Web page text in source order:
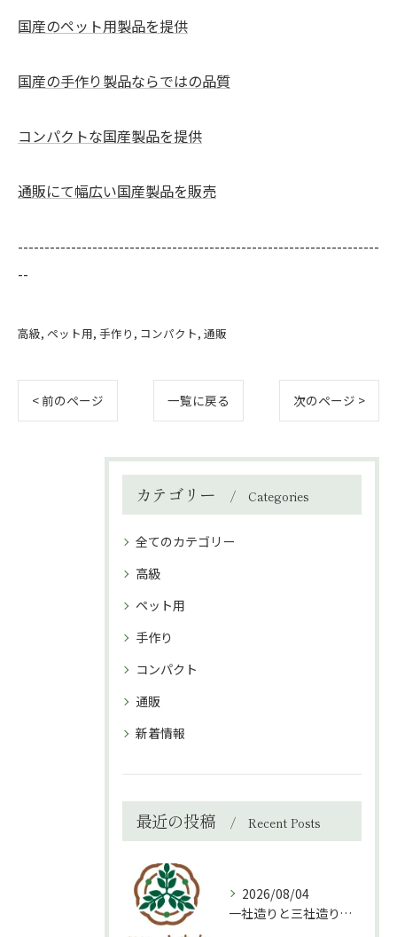
国産のペット用製品を提供
国産の手作り製品ならではの品質
コンパクトな国産製品を提供
通販にて幅広い国産製品を販売
--------------------------------------------------------------------
--
高級 ペット用 手作り コンパクト 通販
< 前のページ 一覧に戻る 次のページ >
カテゴリー Categories
全てのカテゴリー
高級
ペット用
手作り
コンパクト
通販
新着情報
最近の投稿 Recent Posts
2026/08/04
一社造りと三社造り、どちらを選ぶべき？